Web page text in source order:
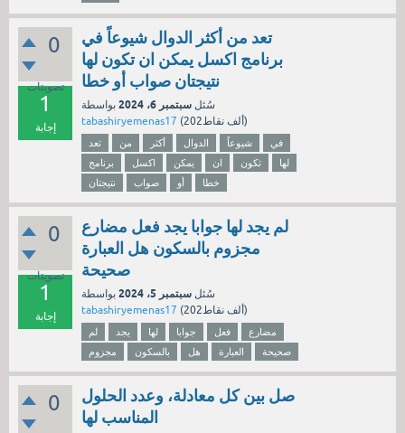
0
تصويتات
1
إجابة
تعد من أكثر الدوال شيوعاً في
برنامج اكسل يمكن ان تكون لها
نتيجتان صواب أو خطا
سُئل سبتمبر 6، 2024
بواسطة
tabashiryemenas17 ( 202ألف نقاط)
تعد من أكثر الدوال شيوعاً
في
برنامج
اكسل يمكن ان تكون
لها
نتيجتان
صواب أو خطا
0
تصويتات
1
إجابة
لم يجد لها جوابا يجد فعل مضارع
مجزوم بالسكون هل العبارة
صحيحة
سُئل سبتمبر 5، 2024
بواسطة
tabashiryemenas17 ( 202ألف نقاط)
لم يجد لها جوابا فعل
مضارع
مجزوم
بالسكون هل العبارة صحيحة
0
صل بين كل معادلة، وعدد الحلول
المناسب لها